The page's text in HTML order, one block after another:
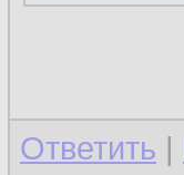
Ответить |